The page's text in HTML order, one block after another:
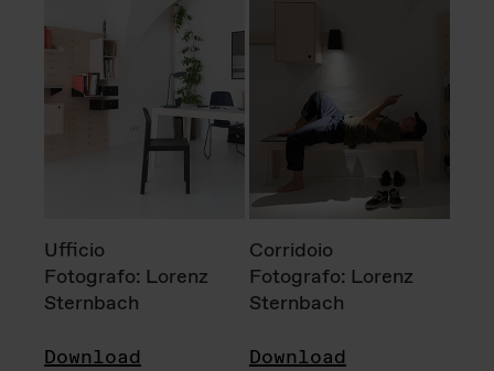
Ufficio
Fotografo: Lorenz
Sternbach
Download
Corridoio
Fotografo: Lorenz
Sternbach
Download